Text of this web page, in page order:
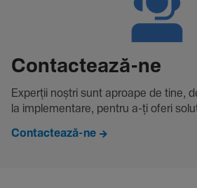
Contac­tează-ne
Experții noștri sunt aproape de tine,
la imple­men­tare, pentru a-ți oferi
Contactează-ne